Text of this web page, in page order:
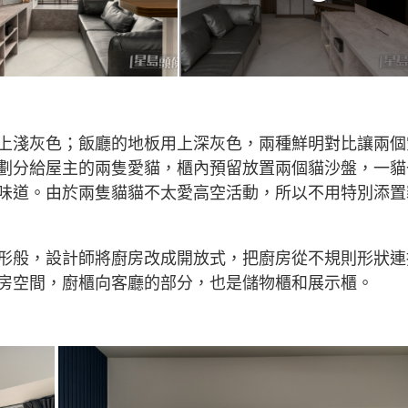
淺灰色；飯廳的地板用上深灰色，兩種鮮明對比讓兩
分給屋主的兩隻愛貓，櫃內預留放置兩個貓沙盤，一
道。由於兩隻貓貓不太愛高空活動，所以不用特別添
般，設計師將廚房改成開放式，把廚房從不規則形狀
間，廚櫃向客廳的部分，也是儲物櫃和展示櫃。